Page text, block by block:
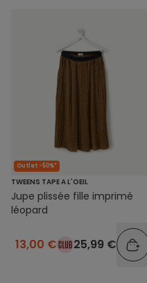
Outlet -50%*
TWEENS TAPE A L'OEIL
Jupe plissée fille imprimé
léopard
13,00 € 25,99 €